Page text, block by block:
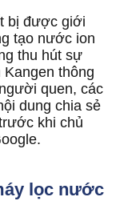
bị được giới
tạo nước ion
thu hút sự
thông
quen, các
dung chia sẻ
khi chủ
lọc nước